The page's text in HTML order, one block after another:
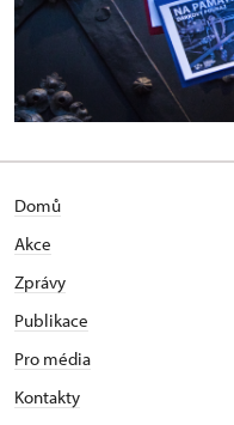
Domů
Akce
Zprávy
Publikace
Pro média
Kontakty